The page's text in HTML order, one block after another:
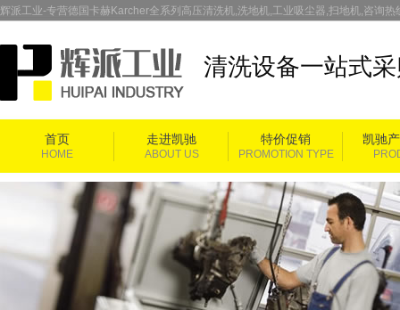
辉派工业-专营德国卡赫Karcher全系列高压清洗机,洗地机,工业吸尘器,扫地机,咨询
清洗设备一站式
首页 走进凯驰 特价促销 凯驰
HOME ABOUT US PROMOTION TYPE